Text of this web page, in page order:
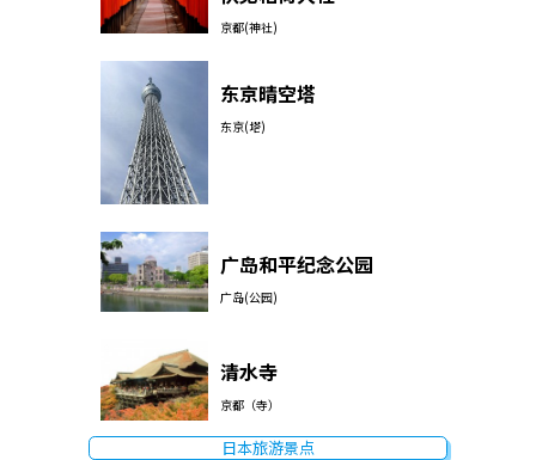
京都(神社)
东京晴空塔
东京(塔)
广岛和平纪念公园
广岛(公园)
清水寺
京都（寺）
日本旅游景点